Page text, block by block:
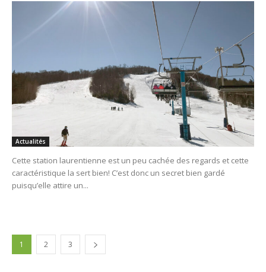
Actualités
Cette station laurentienne est un peu cachée des regards et cette
caractéristique la sert bien! C’est donc un secret bien gardé
puisqu’elle attire un...
1 2 3